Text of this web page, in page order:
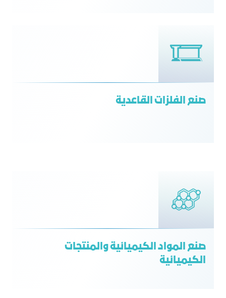
صنع الفلزات القاعدية
صنع المواد الكيميائية والمنتجات
الكيميائية